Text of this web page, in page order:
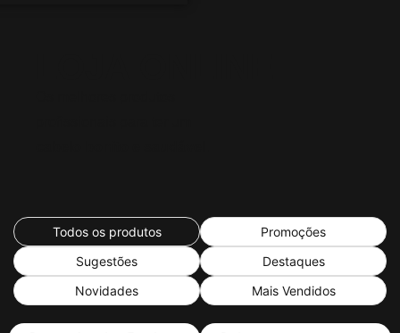
Todos os produtos
Promoções
Sugestões
Destaques
Novidades
Mais Vendidos